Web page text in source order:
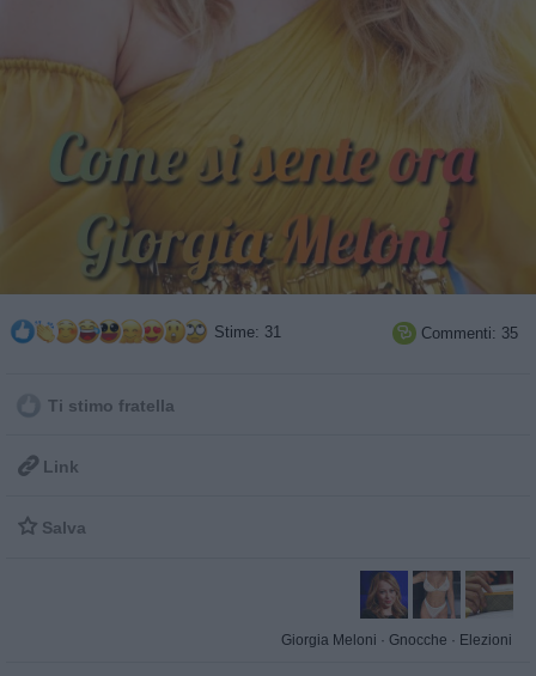
Stime: 31  Commenti: 35
Ti stimo fratella
 Link
 Salva
Giorgia Meloni · Gnocche · Elezioni